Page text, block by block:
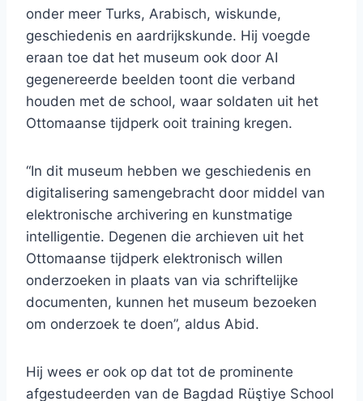
onder meer Turks, Arabisch, wiskunde,
geschiedenis en aardrijkskunde. Hij voegde
eraan toe dat het museum ook door AI
gegenereerde beelden toont die verband
houden met de school, waar soldaten uit het
Ottomaanse tijdperk ooit training kregen.
“In dit museum hebben we geschiedenis en
digitalisering samengebracht door middel van
elektronische archivering en kunstmatige
intelligentie. Degenen die archieven uit het
Ottomaanse tijdperk elektronisch willen
onderzoeken in plaats van via schriftelijke
documenten, kunnen het museum bezoeken
om onderzoek te doen”, aldus Abid.
Hij wees er ook op dat tot de prominente
afgestudeerden van de Bagdad Rüştiye School